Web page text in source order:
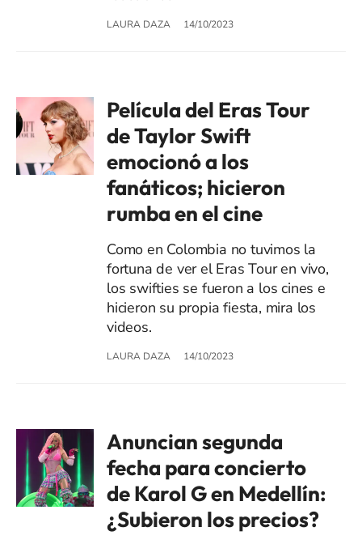
LAURA DAZA 14/10/2023
Película del Eras Tour
de Taylor Swift
emocionó a los
fanáticos; hicieron
rumba en el cine
Como en Colombia no tuvimos la
fortuna de ver el Eras Tour en vivo,
los swifties se fueron a los cines e
hicieron su propia fiesta, mira los
videos.
LAURA DAZA 14/10/2023
Anuncian segunda
fecha para concierto
de Karol G en Medellín:
¿Subieron los precios?